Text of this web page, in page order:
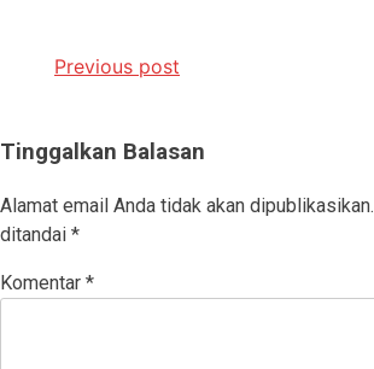
Navigasi
Previous post
Tinggalkan Balasan
Alamat email Anda tidak akan dipublikasikan.
ditandai *
Komentar *